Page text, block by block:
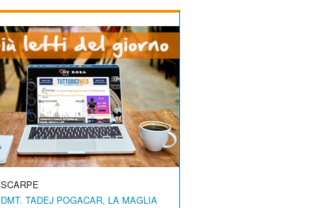
SCARPE
DMT. TADEJ POGACAR, LA MAGLIA